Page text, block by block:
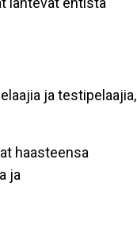
ja testipelaajia,
haasteensa
ja